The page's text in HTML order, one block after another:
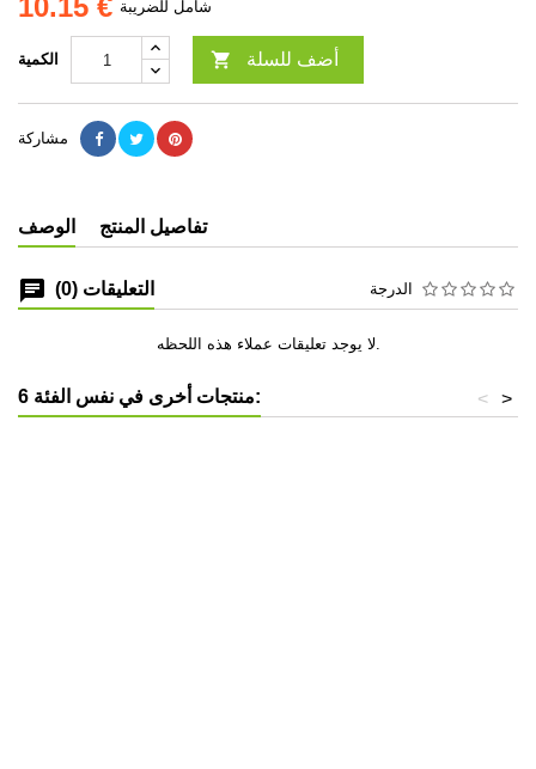
10.15 € شامل للضريبة
الكمية  أضف للسلة
مشاركة
الوصف تفاصيل المنتج
التعليقات (0) الدرجة
لا يوجد تعليقات عملاء هذه اللحظه.
6 منتجات أخرى في نفس الفئة: >
<